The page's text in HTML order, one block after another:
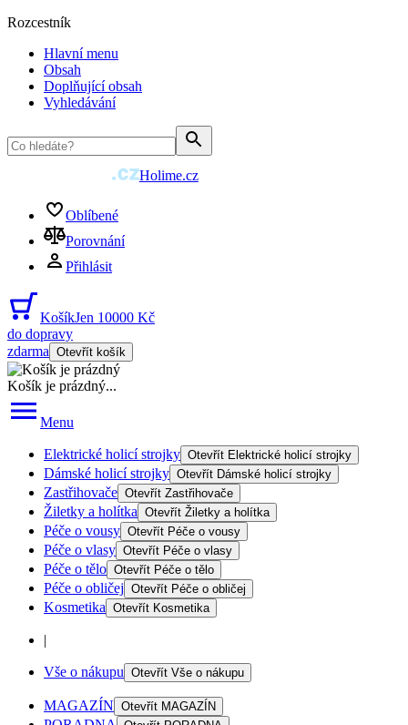
Rozcestník
Hlavní menu
Obsah
Doplňující obsah
Vyhledávání
Holime.cz
Oblíbené
Porovnání
Přihlásit
KošíkJen 10000 Kč
do dopravy
zdarma Otevřít košík
Košík je prázdný...
Menu
Elektrické holicí strojky Otevřít Elektrické holicí strojky
Dámské holicí strojky Otevřít Dámské holicí strojky
Zastřihovače Otevřít Zastřihovače
Žiletky a holítka Otevřít Žiletky a holítka
Péče o vousy Otevřít Péče o vousy
Péče o vlasy Otevřít Péče o vlasy
Péče o tělo Otevřít Péče o tělo
Péče o obličej Otevřít Péče o obličej
Kosmetika Otevřít Kosmetika
|
Vše o nákupu Otevřít Vše o nákupu
MAGAZÍN Otevřít MAGAZÍN